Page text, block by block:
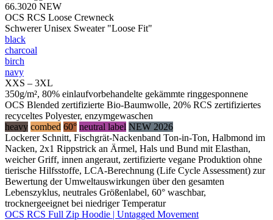
66.3020 NEW
OCS RCS Loose Crewneck
Schwerer Unisex Sweater "Loose Fit"
black
charcoal
birch
navy
XXS – 3XL
350g/m², 80% einlaufvorbehandelte gekämmte ringgesponnene
OCS Blended zertifizierte Bio-Baumwolle, 20% RCS zertifiziertes
recyceltes Polyester, enzymgewaschen
heavy combed 60° neutral label NEW 2026
Lockerer Schnitt, Fischgrät-Nackenband Ton-in-Ton, Halbmond im
Nacken, 2x1 Rippstrick an Ärmel, Hals und Bund mit Elasthan,
weicher Griff, innen angeraut, zertifizierte vegane Produktion ohne
tierische Hilfsstoffe, LCA-Berechnung (Life Cycle Assessment) zur
Bewertung der Umweltauswirkungen über den gesamten
Lebenszyklus, neutrales Größenlabel, 60° waschbar,
trocknergeeignet bei niedriger Temperatur
OCS RCS Full Zip Hoodie | Untagged Movement